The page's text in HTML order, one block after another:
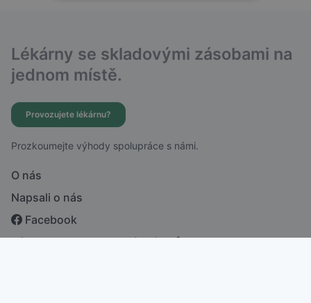
Lékárny se skladovými zásobami na
jednom místě.
Provozujete lékárnu?
Prozkoumejte výhody spolupráce s námi.
O nás
Napsali o nás
Facebook
Zásady ochrany osobních údajů